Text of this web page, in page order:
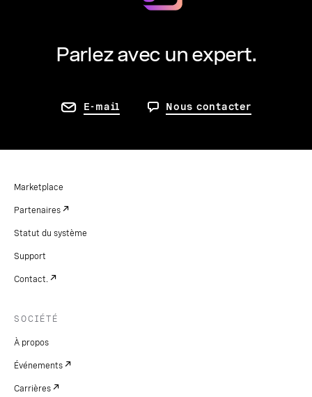
Parlez avec un expert.
E-mail Nous contacter
Marketplace
Partenaires
Statut du système
Support
Contact.
SOCIÉTÉ
À propos
Événements
Carrières